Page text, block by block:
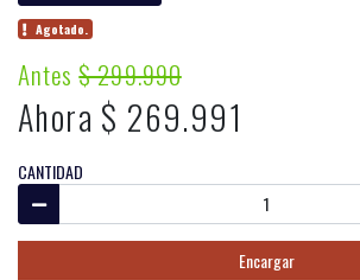
Agotado.
Antes$ 299.990
Ahora $ 269.991
CANTIDAD
Encargar